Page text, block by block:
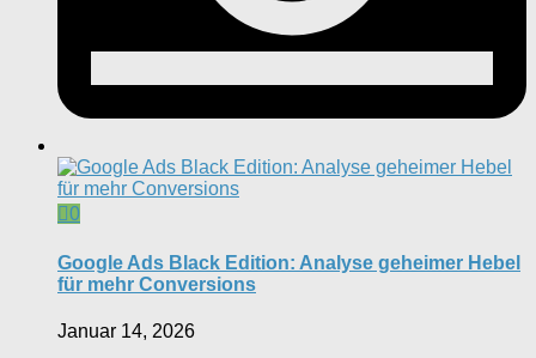
0
Google Ads Black Edition: Analyse geheimer Hebel
für mehr Conversions
Januar 14, 2026